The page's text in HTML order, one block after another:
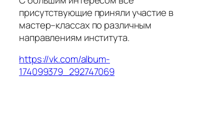
присутствующие приняли участие в
мастер–классах по различным
направлениям института.
https://vk.com/album-
174099379_292747069